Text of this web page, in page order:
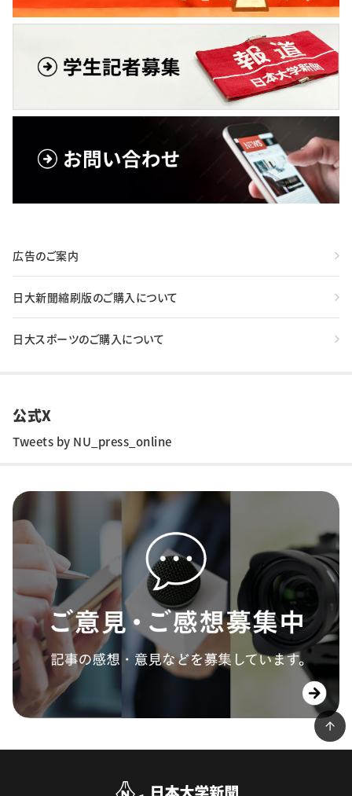
広告のご案内
日大新聞縮刷版のご購入について
日大スポーツのご購入について
公式X
Tweets by NU_press_online